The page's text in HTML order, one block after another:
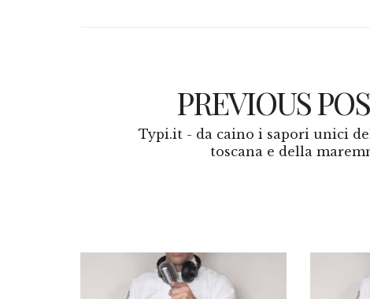
PREVIOUS
Typi.it - da caino i sapori unici
toscana e della